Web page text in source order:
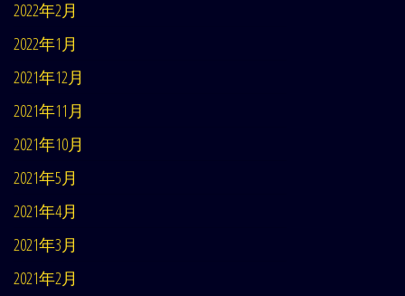
2022年2月
2022年1月
2021年12月
2021年11月
2021年10月
2021年5月
2021年4月
2021年3月
2021年2月